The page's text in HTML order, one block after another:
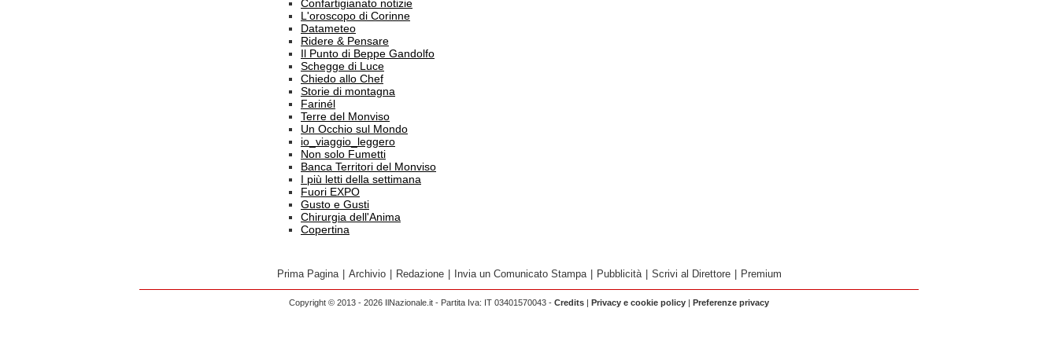
Confartigianato notizie
L'oroscopo di Corinne
Datameteo
Ridere & Pensare
Il Punto di Beppe Gandolfo
Schegge di Luce
Chiedo allo Chef
Storie di montagna
Farinél
Terre del Monviso
Un Occhio sul Mondo
io_viaggio_leggero
Non solo Fumetti
Banca Territori del Monviso
I più letti della settimana
Fuori EXPO
Gusto e Gusti
Chirurgia dell'Anima
Copertina
Prima Pagina Archivio Redazione Invia un Comunicato Stampa Pubblicità Scrivi al Direttore Premium
Copyright © 2013 - 2026 IlNazionale.it - Partita Iva: IT 03401570043 - Credits | Privacy e cookie policy | Preferenze privacy